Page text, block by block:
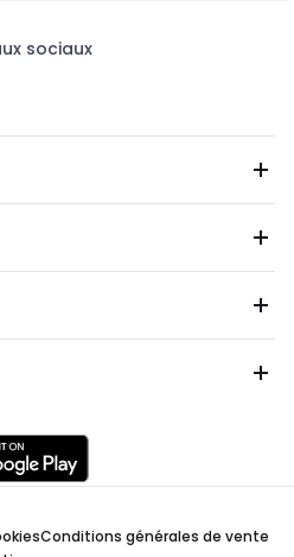
sociaux
Conditions générales de vente